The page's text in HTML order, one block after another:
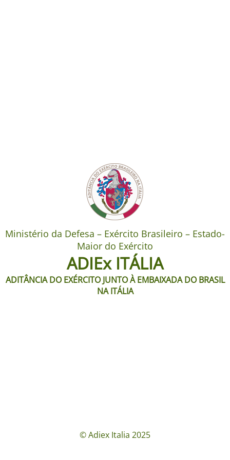
Ministério da Defesa – Exército Brasileiro – Estado-
Maior do Exército
ADIEx ITÁLIA
ADITÂNCIA DO EXÉRCITO JUNTO À EMBAIXADA DO BRASIL
NA ITÁLIA
© Adiex Italia 2025